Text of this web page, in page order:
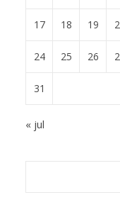
17 18 19
24 25 26
31
« jul